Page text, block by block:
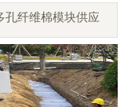
孔纤维棉模块供应